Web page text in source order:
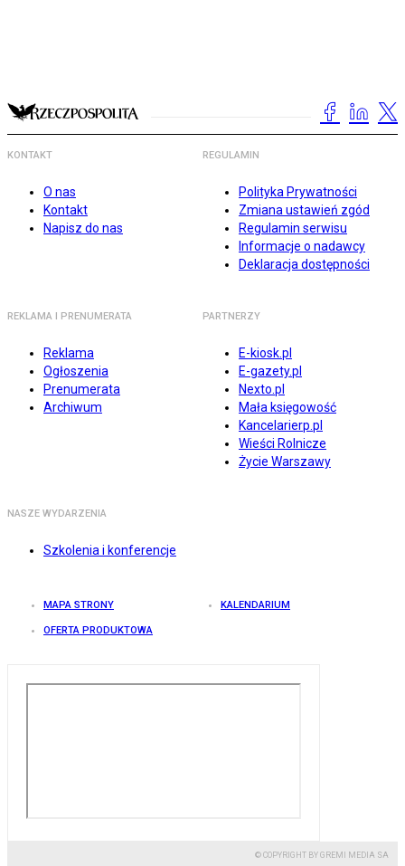
KONTAKT
O nas
Kontakt
Napisz do nas
REGULAMIN
Polityka Prywatności
Zmiana ustawień zgód
Regulamin serwisu
Informacje o nadawcy
Deklaracja dostępności
REKLAMA I PRENUMERATA
Reklama
Ogłoszenia
Prenumerata
Archiwum
PARTNERZY
E-kiosk.pl
E-gazety.pl
Nexto.pl
Mała księgowość
Kancelarierp.pl
Wieści Rolnicze
Życie Warszawy
NASZE WYDARZENIA
Szkolenia i konferencje
MAPA STRONY KALENDARIUM
OFERTA PRODUKTOWA
© COPYRIGHT BY GREMI MEDIA SA